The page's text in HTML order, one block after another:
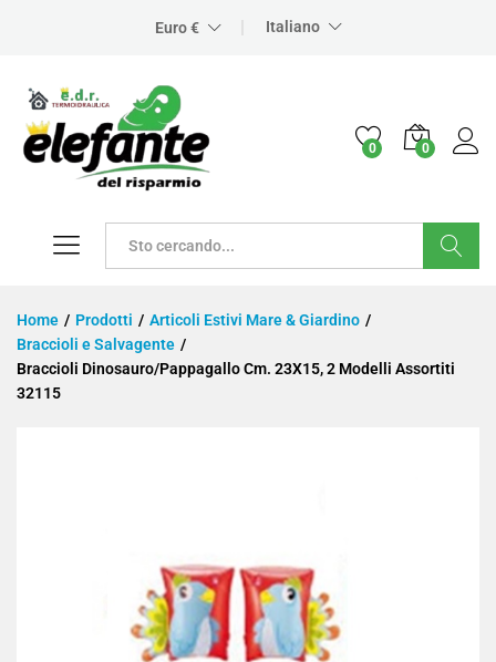
Euro € Italiano
0 0
Home / Prodotti / Articoli Estivi Mare & Giardino /
Braccioli e Salvagente /
Braccioli Dinosauro/Pappagallo Cm. 23X15, 2 Modelli Assortiti
32115